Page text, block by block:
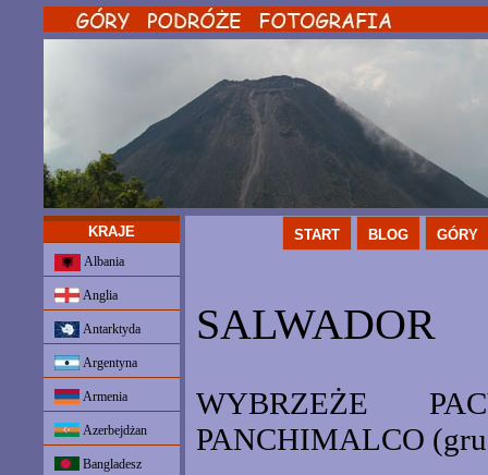
START BLOG GÓRY
KRAJE
Albania
Anglia
Antarktyda
Argentyna
Armenia
Azerbejdżan
Bangladesz
SALWADOR
WYBRZEŻE
PANCHIMALCO